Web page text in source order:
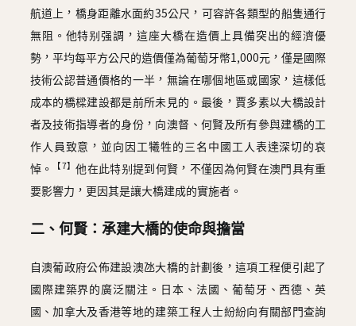
航道上，橋身距離水面約35公尺，可容許各類型的船隻通行
無阻。他特别强調，這座大橋在造價上具備突出的經濟優
勢，平均每平方公尺的造價僅為葡萄牙幣1,000元，僅是國際
技術公認普通價格的一半，無論在哪個地區或國家，這樣低
成本的橋樑建設都是前所未見的。最後，賈多素以大橋設計
者及技術指導者的身份，向澳督、何賢及所有參與建橋的工
作人員致意，並向因工犧牲的三名中國工人表達深切的哀
悼。
【7】他在此特别提到何賢，不僅因為何賢在澳門具有重
要影響力，更因其是讓大橋建成的實施者。
二、何賢：承建大橋的使命與擔當
自澳葡政府公佈建設澳氹大橋的計劃後，這項工程便引起了
國際建築界的廣泛關注。日本、法國、葡萄牙、西德、英
國、加拿大及香港等地的建築工程人士紛紛向有關部門查詢